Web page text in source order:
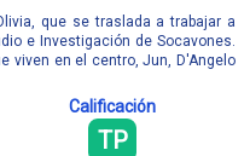
que se traslada a trabajar a
e Investigación de Socavones.
viven en el centro, Jun, D'Angelo
Calificación
TP